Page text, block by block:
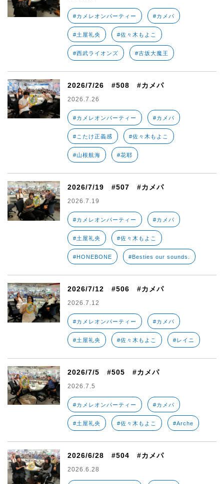
#カメレオンパーティー #カメパ
#土屋礼央 #佐々木もよこ
#西武ライオンズ #古坂大魔王
2026/7/26 #508 #カメパ
2026.7.26
#カメレオンパーティー #カメパ
#こたけ正義感 #佐々木もよこ
#山根航海 #花耶
2026/7/19 #507 #カメパ
2026.7.19
#カメレオンパーティー #カメパ
#土屋礼央 #佐々木もよこ
#HONEBONE #Besties our sounds.
2026/7/12 #506 #カメパ
2026.7.12
#カメレオンパーティー #カメパ
#土屋礼央 #佐々木もよこ #レイニ
2026/7/5 #505 #カメパ
2026.7.5
#カメレオンパーティー #カメパ
#土屋礼央 #佐々木もよこ #Arche
2026/6/28 #504 #カメパ
2026.6.28